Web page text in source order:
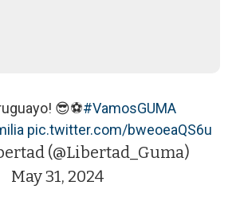
😎⚽️#VamosGUMA
pic.twitter.com/bweoeaQS6u
(@Libertad_Guma)
May 31, 2024